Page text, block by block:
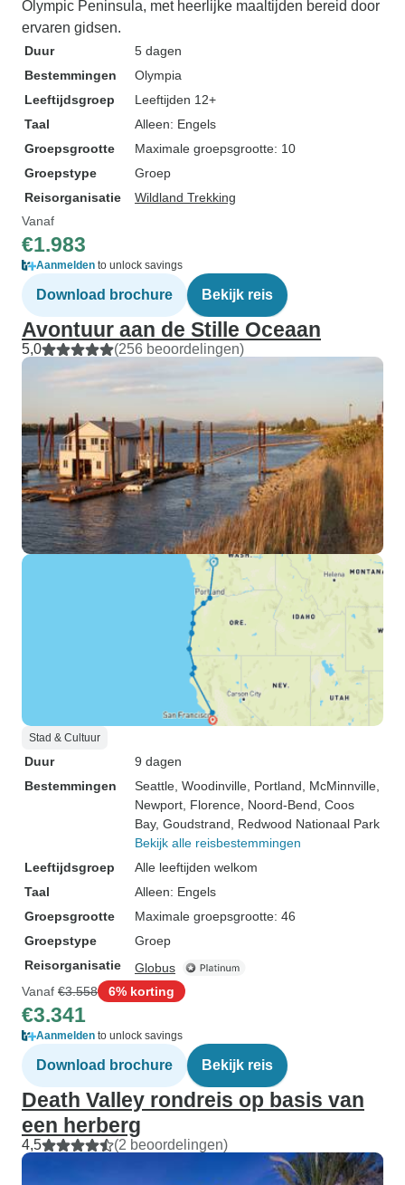
Olympic Peninsula, met heerlijke maaltijden bereid door
ervaren gidsen.
Duur
5 dagen
Bestemmingen
Olympia
Leeftijdsgroep
Leeftijden 12+
Taal
Alleen: Engels
Groepsgrootte
Maximale groepsgrootte: 10
Groepstype
Groep
Reisorganisatie
Wildland Trekking
Vanaf
€1.983
Aanmelden to unlock savings
Download brochure Bekijk reis
Avontuur aan de Stille Oceaan
5,0 (256 beoordelingen)
Stad & Cultuur
Duur
9 dagen
Bestemmingen
Seattle , Woodinville , Portland , McMinnville
Newport , Florence , Noord-Bend , Coos
Bay, Goudstrand , Redwood Nationaal Park
Bekijk alle reisbestemmingen
Leeftijdsgroep
Alle leeftijden welkom
Taal
Alleen: Engels
Groepsgrootte
Maximale groepsgrootte: 46
Groepstype
Groep
Reisorganisatie
Globus
Vanaf €3.558 6% korting
€3.341
Aanmelden to unlock savings
Download brochure Bekijk reis
Death Valley rondreis op basis van
een herberg
4,5 (2 beoordelingen)